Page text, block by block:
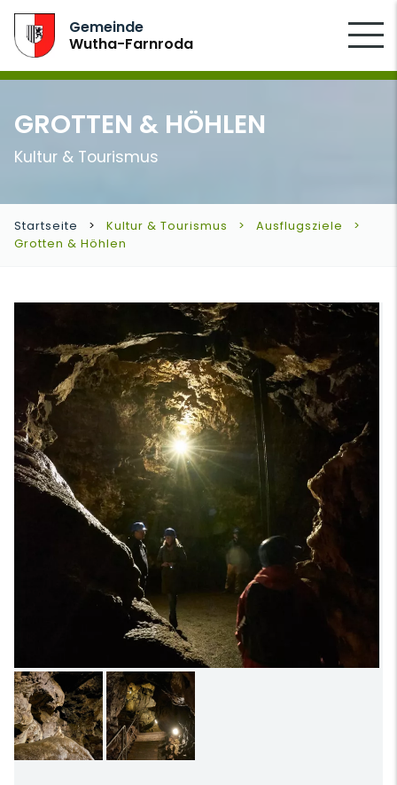
Gemeinde
Wutha-Farnroda
GROTTEN & HÖHLEN
Kultur & Tourismus
Startseite Kultur & Tourismus
Ausflugsziele
Grotten & Höhlen